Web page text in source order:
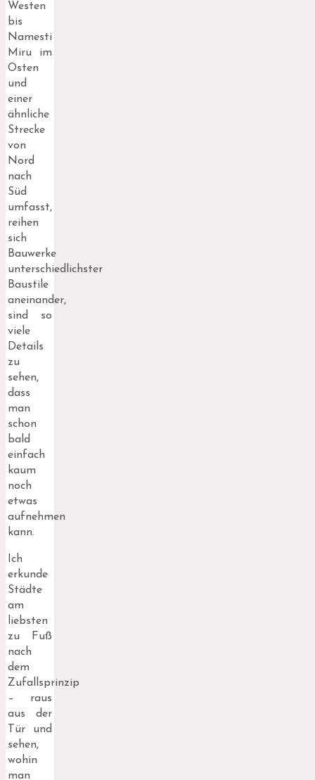
Westen
bis
Namesti
Miru im
Osten
und
einer
ähnliche
Strecke
von
Nord
nach
Süd
umfasst,
reihen
sich
Bauwerke
unterschiedlichster
Baustile
aneinander,
sind so
viele
Details
zu
sehen,
dass
man
schon
bald
einfach
kaum
noch
etwas
aufnehmen
kann.
Ich
erkunde
Städte
am
liebsten
zu Fuß
nach
dem
Zufallsprinzip
– raus
aus der
Tür und
sehen,
wohin
man